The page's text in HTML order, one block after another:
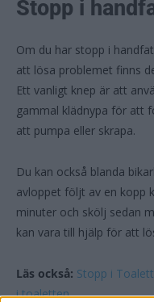
Stopp i
Om du har stopp i
att lösa problemet finns
Ett vanligt knep är att
gammal klädnypa för att
att pumpa eller skrapa.
Du kan också blanda
avloppet följt av en kopp
minuter och skölj sedan
kan vara till hjälp för att
Läs också: Stopp i
i toaletten